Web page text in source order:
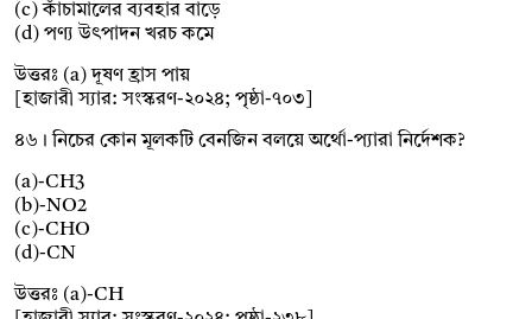
(c) কাঁচামালের ব্যবহার বাড়ে
(d) পণ্য উৎপাদন খরচ কমে
উত্তরঃ (a) দূষণ হ্রাস পায়
[হাজারী স্যার: সংস্করণ-২০২৪; পৃষ্ঠা-৭০৩]
৪৬। নিচের কোন মূলকটি বেনজিন বলয়ে অর্থো-প্যারা নির্দেশক?
(a)-CH3
(b)-NO2
(c)-CHO
(d)-CN
উত্তরঃ (a)-CH